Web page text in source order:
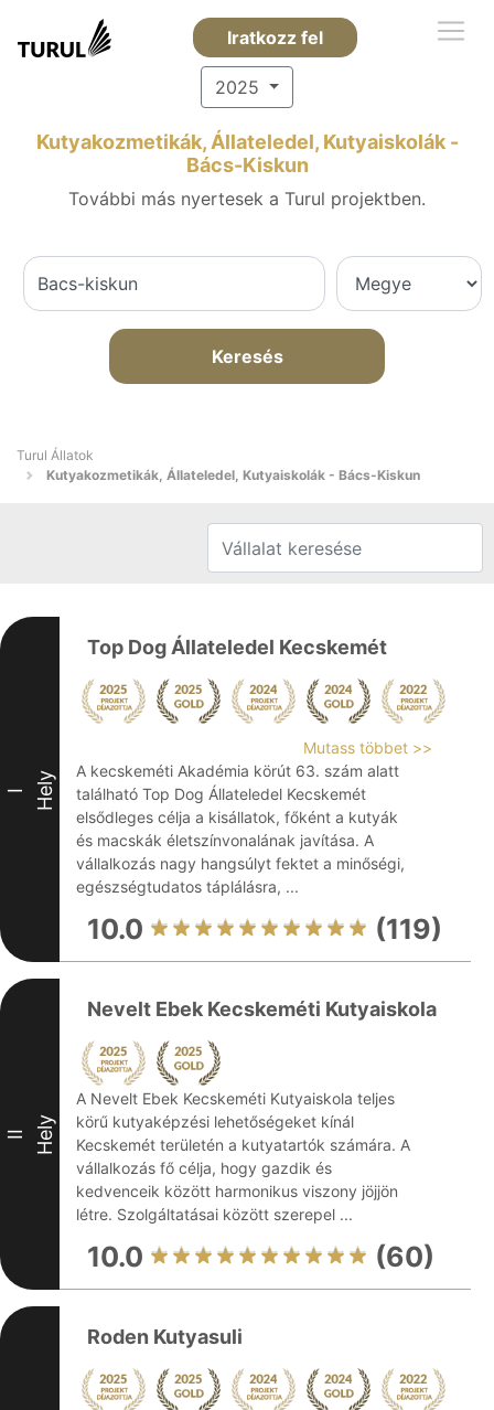
Iratkozz fel
2025
Kutyakozmetikák, Állateledel, Kutyaiskolák -
Bács-Kiskun
További más nyertesek a Turul projektben.
Keresés
Turul Állatok
Kutyakozmetikák, Állateledel, Kutyaiskolák - Bács-Kiskun
I Hely
Top Dog Állateledel Kecskemét
Mutass többet >>
A kecskeméti Akadémia körút 63. szám alatt
található Top Dog Állateledel Kecskemét
elsődleges célja a kisállatok, főként a kutyák
és macskák életszínvonalának javítása. A
vállalkozás nagy hangsúlyt fektet a minőségi,
egészségtudatos táplálásra, ...
10.0 (119)
II Hely
Nevelt Ebek Kecskeméti Kutyaiskola
A Nevelt Ebek Kecskeméti Kutyaiskola teljes
körű kutyaképzési lehetőségeket kínál
Kecskemét területén a kutyatartók számára. A
vállalkozás fő célja, hogy gazdik és
kedvenceik között harmonikus viszony jöjjön
létre. Szolgáltatásai között szerepel ...
10.0 (60)
Roden Kutyasuli